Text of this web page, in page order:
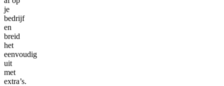
je
bedrijf
en
breid
het
eenvoudig
uit
met
extra’s.